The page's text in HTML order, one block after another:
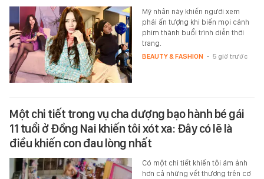
Mỹ nhân này khiến người xem
phải ấn tượng khi biến mọi cảnh
phim thành buổi trình diễn thời
trang.
BEAUTY & FASHION - 5 giờ trước
Một chi tiết trong vụ cha dượng bạo hành bé gái
11 tuổi ở Đồng Nai khiến tôi xót xa: Đây có lẽ là
điều khiến con đau lòng nhất
Có một chi tiết khiến tôi ám ảnh
hơn cả những vết thương trên cơ